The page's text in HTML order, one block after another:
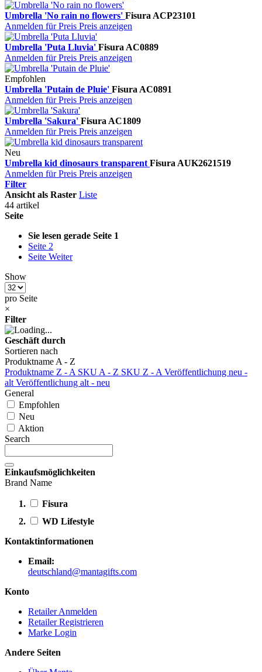
Umbrella 'No rain no flowers' Fisura ACP23101
Anmelden für Preis Preis anzeigen
Umbrella 'Puta Lluvia' Fisura AC0889
Anmelden für Preis Preis anzeigen
Empfohlen
Umbrella 'Putain de Pluie' Fisura AC0891
Anmelden für Preis Preis anzeigen
Umbrella 'Sakura' Fisura AC1809
Anmelden für Preis Preis anzeigen
Neu
Umbrella kid dinosaurs transparent Fisura AUK2621519
Anmelden für Preis Preis anzeigen
Filter
Ansicht als Raster Liste
44 artikel
Seite
Sie lesen gerade Seite 1
Seite 2
Seite Weiter
Show
pro Seite
×
Filter
Geschäft durch
Sortieren nach
Produktname A - Z
Produktname Z - A SKU A - Z SKU Z - A Veröffentlichung neu -
alt Veröffentlichung alt - neu
General
Empfohlen
Neu
Aktion
Search
Einkaufsmöglichkeiten
Brand Name
Fisura
WD Lifestyle
Kontaktinformationen
Email:
deutschland@mantagifts.com
Konto
Retailer Anmelden
Retailer Registrieren
Marke Login
Andere Seiten